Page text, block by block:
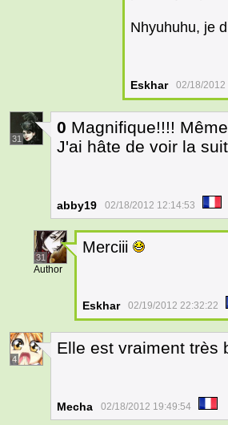
Nhyuhuhu, je
Eskhar 02/18/2012
31
0 Magnifique!!!!
J'ai hâte de voir la
abby19 02/18/2012 12:14:53
31
Author
Merciii
Eskhar 02/19/2012 22:32:22
4
Elle est vraiment très
Mecha 02/18/2012 19:49:54